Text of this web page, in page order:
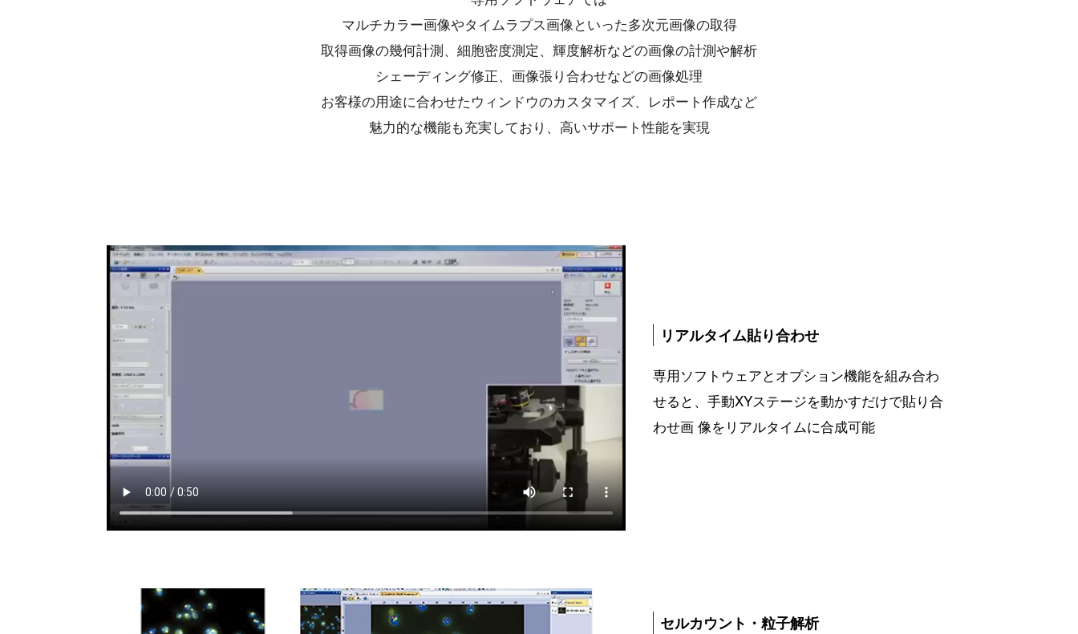
マルチカラー画像やタイムラプス画像といった多次元画像の取得
取得画像の幾何計測、細胞密度測定、輝度解析などの画像の計測や解析
シェーディング修正、画像張り合わせなどの画像処理
お客様の用途に合わせたウィンドウのカスタマイズ、レポート作成など
魅力的な機能も充実しており、高いサポート性能を実現
リアルタイム貼り合わせ
専用ソフトウェアとオプション機能を組み合わ
せると、手動XYステージを動かすだけで貼り合
わせ画 像をリアルタイムに合成可能
セルカウント・粒子解析